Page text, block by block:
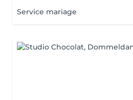
Service mariage